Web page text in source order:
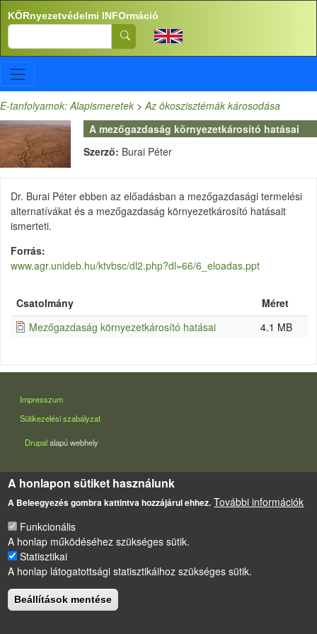
Ugrás a tartalomra
KÖRnyezetvédelmi INFOrmáció
Search
E-tanfolyamok: Alapismeretek >Az ökoszisztémák károsodása
A mezőgazdaság környezetkárosító hatásai
Szerző: Burai Péter
Dr. Burai Péter ebben az előadásban a mezőgazdasági termelési
alternatívákat és a mezőgazdaság környezetkárosító hatásait
ismerteti.
Forrás
www.agr.unideb.hu/ktvbsc/dl2.php?dl=66/6_eloadas.ppt
Csatolmány
Méret
Mezőgazdaság környezetkárosító hatásai
4.1 MB
LÁBLÉC
Impresszum
Sütikezelési szabályzat
Drupalalapú webhely
A honlapon sütiket használunk
A Beleegyezés gombra kattintva hozzájárul ehhez. További információk
Funkcionális
A honlap működéséhez szükséges sütik.
Statisztikai
A honlap látogatottsági statisztikáihoz szükséges sütik.
Beállítások mentése